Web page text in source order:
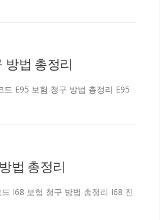
방법 총정리
E95 보험 청구 방법 총정리 E95
법 총정리
I68 보험 청구 방법 총정리 I68 진